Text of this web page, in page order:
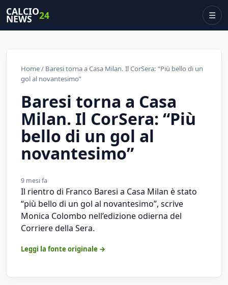
CALCIO
NEWS 24 ☰
Home/ Baresi torna a Casa Milan. Il CorSera: “Più bello di un
gol al novantesimo”
Baresi torna a Casa
Milan. Il CorSera: “Più
bello di un gol al
novantesimo”
9 mesi fa
Il rientro di Franco Baresi a Casa Milan è stato
“più bello di un gol al novantesimo”, scrive
Monica Colombo nell’edizione odierna del
Corriere della Sera.
Leggi la fonte originale →